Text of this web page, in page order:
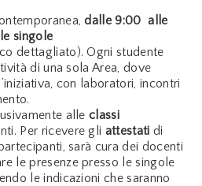
dalle 9:00 alle
singole
dettagliato). Ogni studente
di una sola Area, dove
con laboratori, incontri
alleclassi
Per ricevere gli attestati di
sarà cura dei docenti
le presenze presso le singole
le indicazioni che saranno